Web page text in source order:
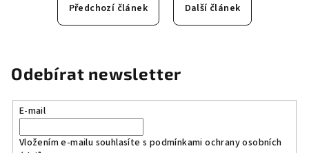
Předchozí článek Další článek
Odebírat newsletter
E-mail
Vložením e-mailu souhlasíte s podmínkami ochrany osobních